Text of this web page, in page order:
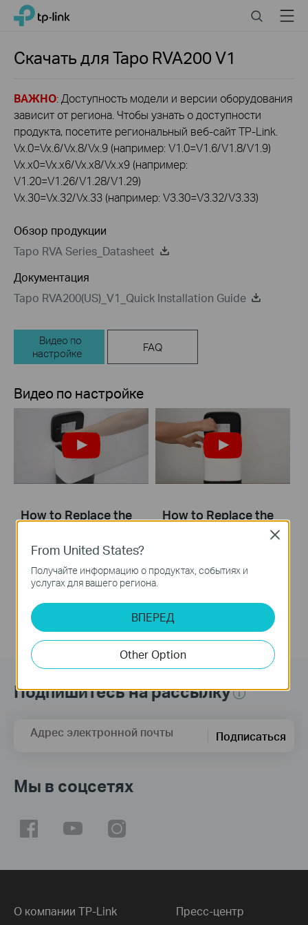
Click
navigation
TP-Link, Reliably Smart SearchMenu
Скачать дляTapo RVA200V1
ВАЖНО: Доступность модели и версии оборудования
зависит от региона. Чтобы узнать о доступности
продукта, посетите региональный веб-сайт TP-Link.
Vx.0=Vx.6/Vx.8/Vx.9 (например: V1.0=V1.6/V1.8/V1.9)
Vx.x0=Vx.x6/Vx.x8/Vx.x9 (например:
V1.20=V1.26/V1.28/V1.29)
Vx.30=Vx.32/Vx.33 (например: V3.30=V3.32/V3.33)
Обзор продукции
Tapo RVA Series_Datasheet
Документация
Tapo RVA200(US)_V1_Quick Installation Guide
Видео по
настройке
FAQ
Видео по настройке
How to Replace the
RV20 Mop Plus &
Tapo RVA200
How to Replace the
Подпишитесь на рассылку
Адрес электронной почты Подписаться
Мы в соцсетях
О компании TP-Link Пресс-центр
From United States?
Получайте информацию о продуктах, событиях и
услугах для вашего региона.
ВПЕРЕД
Other Option
Close